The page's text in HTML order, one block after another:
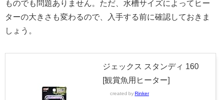
ものでも問題ありません。ただ、水槽サイズによってヒー
ターの大きさも変わるので、入手する前に確認しておきま
しょう。
ジェックス スタンディ 160
[観賞魚用ヒーター]
created by Rinker